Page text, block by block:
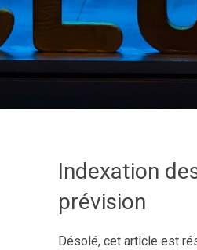
Indexation
prévision
Désolé, cet article est